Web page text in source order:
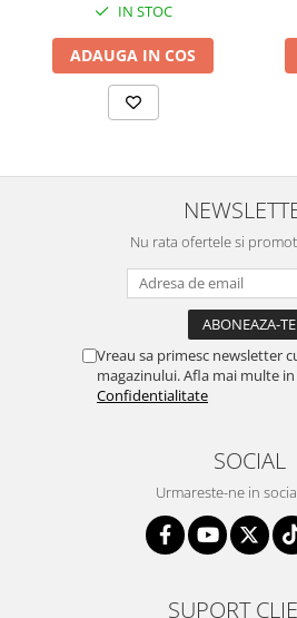
IN STOC
ADAUGA IN COS
Nu rata ofertele si
Vreau sa primesc newsletter
magazinului. Afla mai multe in
Confidentialitate
SOCIAL
Urmareste-ne in
SUPORT